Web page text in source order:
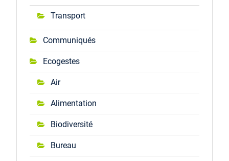
Transport
Communiqués
Ecogestes
Air
Alimentation
Biodiversité
Bureau